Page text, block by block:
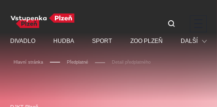
DIVADLO HUDBA SPORT ZOO PLZEŇ DALŠÍ
Hlavní stránka Předplatné Detail předplatného
Doporučujeme